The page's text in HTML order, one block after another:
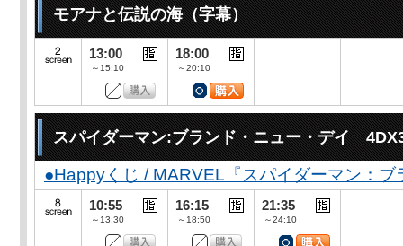
モアナと伝説の海（字幕）
13:00
～15:10
18:00
～20:10
スパイダーマン:ブランド・ニュー・デイ
●Happyくじ / MARVEL『スパイダーマン：
10:55
～13:30
16:15
～18:50
21:35
～24:10